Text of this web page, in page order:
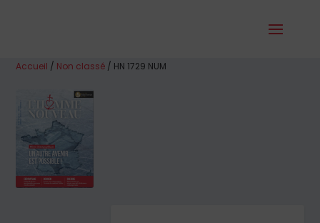
Accueil / Non classé / HN 1729 NUM